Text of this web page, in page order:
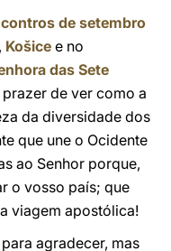
de setembro
, Košice e no
das Sete
de ver como a
da diversidade dos
que une o Ocidente
ao Senhor porque,
o vosso país; que
viagem apostólica!
agradecer, mas